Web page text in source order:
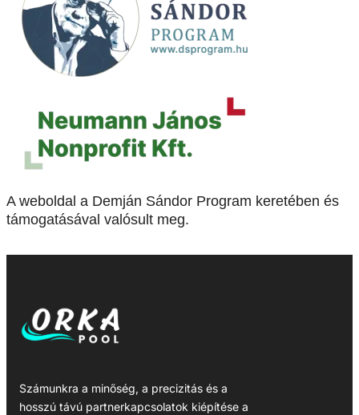
A weboldal a Demján Sándor Program keretében és
támogatásával valósult meg.
Számunkra a minőség, a precizitás és a
hosszú távú partnerkapcsolatok kiépítése a